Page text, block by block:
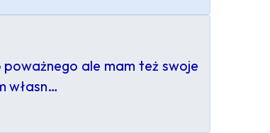
poważnego ale mam też swoje
własn…